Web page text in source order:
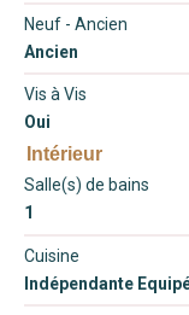
Neuf - Ancien
Ancien
Vis à Vis
Oui
Intérieur
Salle(s) de bains
1
Cuisine
Indépendante